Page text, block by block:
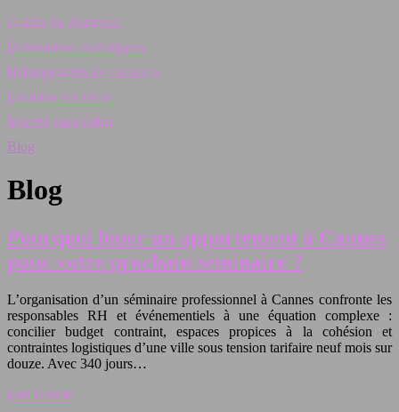
Guides de résidence
Destinations touristiques
Hébergements de vacances
Location vacances
Marché immobilier
Blog
Blog
Pourquoi louer un appartement à Cannes
pour votre prochain séminaire ?
L’organisation d’un séminaire professionnel à Cannes confronte les
responsables RH et événementiels à une équation complexe :
concilier budget contraint, espaces propices à la cohésion et
contraintes logistiques d’une ville sous tension tarifaire neuf mois sur
douze. Avec 340 jours…
Lire la suite